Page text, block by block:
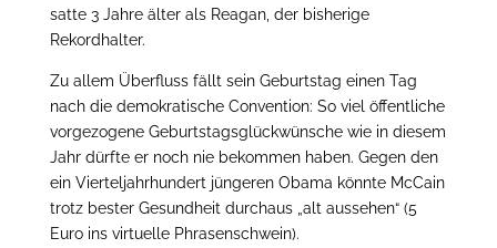
satte 3 Jahre älter als Reagan, der bisherige
Rekordhalter.
Zu allem Überfluss fällt sein Geburtstag einen Tag
nach die demokratische Convention: So viel öffentliche
vorgezogene Geburtstagsglückwünsche wie in diesem
Jahr dürfte er noch nie bekommen haben. Gegen den
ein Vierteljahrhundert jüngeren Obama könnte McCain
trotz bester Gesundheit durchaus „alt aussehen“ (5
Euro ins virtuelle Phrasenschwein).